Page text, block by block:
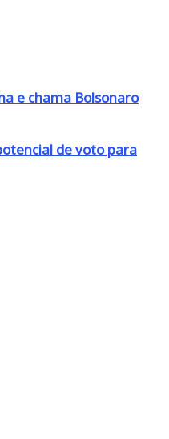
e chama Bolsonaro
de voto para